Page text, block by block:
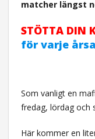
matcher längst
STÖTTA DIN
för varje
Som vanligt en
fredag, lördag och
Här kommer en